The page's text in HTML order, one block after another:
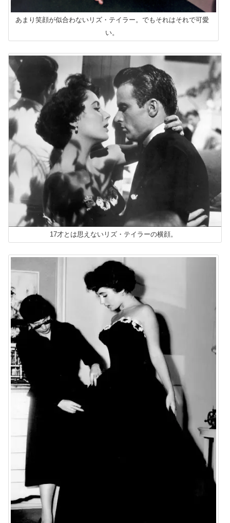
あまり笑顔が似合わないリズ・テイラー。でもそれはそれで可愛
い。
17才とは思えないリズ・テイラーの横顔。